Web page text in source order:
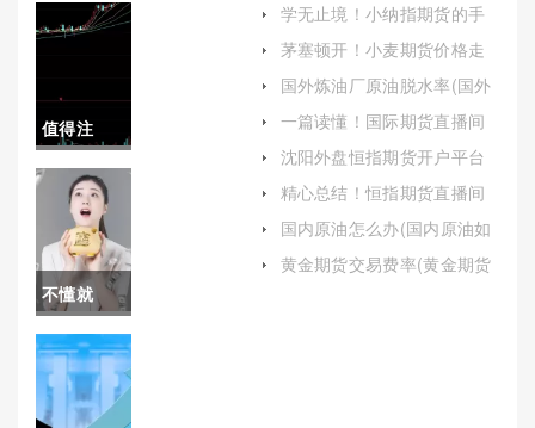
值得注
意！整顿
期货(整顿
期货市场)
不懂就
问！国外
期货直播
学无止境！小纳指期货的手
续费(小纳指期货交易时间)
茅塞顿开！小麦期货价格走
势分析（为投资者和相关行
业提供有价值的参考）
国外炼油厂原油脱水率(国外
炼油厂原油脱水率是多少)
一篇读懂！国际期货直播间
直播喊单凤凰国际（为投资
者提供及时的交易信号）
沈阳外盘恒指期货开户平台
(沈阳恒指期货开户)
精心总结！恒指期货直播间
（为投资者带来即时的市场
解读和专业的投资建议）
国内原油怎么办(国内原油如
何交易)
黄金期货交易费率(黄金期货